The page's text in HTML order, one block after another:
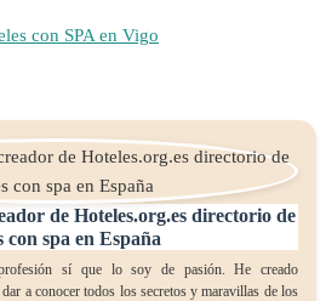
de Hoteles.org.es directorio de
con spa en España
sí que lo soy de pasión. He creado
a conocer todos los secretos y maravillas de los